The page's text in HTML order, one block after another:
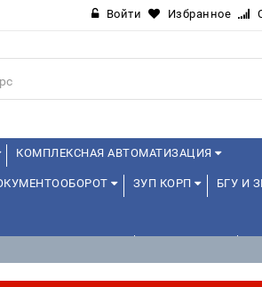
Войти Избранное
КОМПЛЕКСНАЯ АВТОМАТИЗАЦИЯ
ЗУП КОРП БГУ И